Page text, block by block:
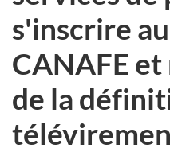
s'inscrire
CANAFE
de la